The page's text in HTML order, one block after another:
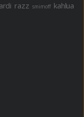
razz smirnoff kahlua